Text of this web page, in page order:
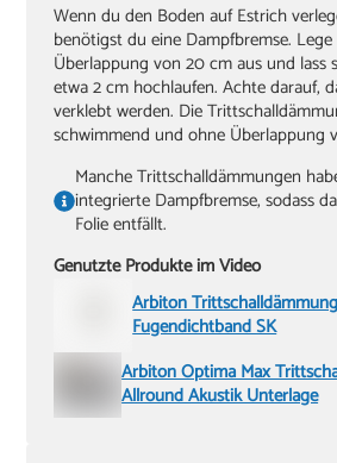
Wenn du den Boden auf Estrich
benötigst du eine Dampfbremse.
Überlappung von 20 cm aus und lass
etwa 2 cm hochlaufen. Achte darauf,
verklebt werden. Die
schwimmend und ohne Überlappung
Manche Trittschalldämmungen
integrierte Dampfbremse, sodass
Folie entfällt.
Genutzte Produkte im Video
Arbiton
Fugendichtband SK
Arbiton Optima Max
Allround Akustik Unterlage